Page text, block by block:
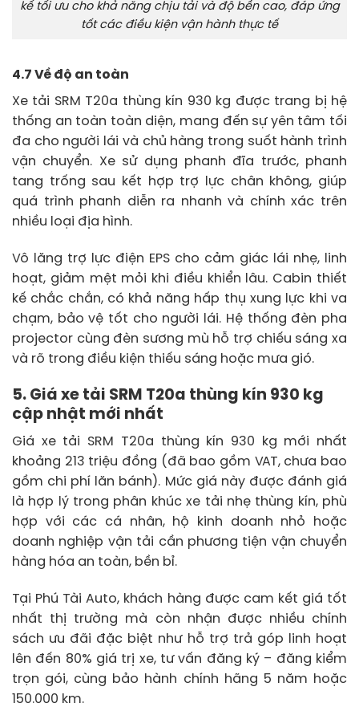
kế tối ưu cho khả năng chịu tải và độ bền cao, đáp ứng
tốt các điều kiện vận hành thực tế
4.7 Về độ an toàn
Xe tải SRM T20a thùng kín 930 kg được trang bị hệ
thống an toàn toàn diện, mang đến sự yên tâm tối
đa cho người lái và chủ hàng trong suốt hành trình
vận chuyển. Xe sử dụng phanh đĩa trước, phanh
tang trống sau kết hợp trợ lực chân không, giúp
quá trình phanh diễn ra nhanh và chính xác trên
nhiều loại địa hình.
Vô lăng trợ lực điện EPS cho cảm giác lái nhẹ, linh
hoạt, giảm mệt mỏi khi điều khiển lâu. Cabin thiết
kế chắc chắn, có khả năng hấp thụ xung lực khi va
chạm, bảo vệ tốt cho người lái. Hệ thống đèn pha
projector cùng đèn sương mù hỗ trợ chiếu sáng xa
và rõ trong điều kiện thiếu sáng hoặc mưa gió.
5. Giá xe tải SRM T20a thùng kín 930 kg
cập nhật mới nhất
Giá xe tải SRM T20a thùng kín 930 kg mới nhất
khoảng 213 triệu đồng (đã bao gồm VAT, chưa bao
gồm chi phí lăn bánh). Mức giá này được đánh giá
là hợp lý trong phân khúc xe tải nhẹ thùng kín, phù
hợp với các cá nhân, hộ kinh doanh nhỏ hoặc
doanh nghiệp vận tải cần phương tiện vận chuyển
hàng hóa an toàn, bền bỉ.
Tại Phú Tài Auto, khách hàng được cam kết giá tốt
nhất thị trường mà còn nhận được nhiều chính
sách ưu đãi đặc biệt như hỗ trợ trả góp linh hoạt
lên đến 80% giá trị xe, tư vấn đăng ký – đăng kiểm
trọn gói, cùng bảo hành chính hãng 5 năm hoặc
150.000 km.